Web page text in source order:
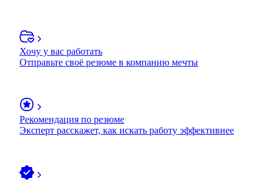
Хочу у вас работать
Отправьте своё резюме в компанию мечты
Рекомендация по резюме
Эксперт расскажет, как искать работу эффективнее